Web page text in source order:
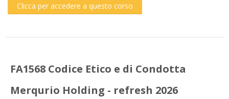
Clicca per accedere a questo corso
FA1568 Codice Etico e di Condotta
Merqurio Holding - refresh 2026